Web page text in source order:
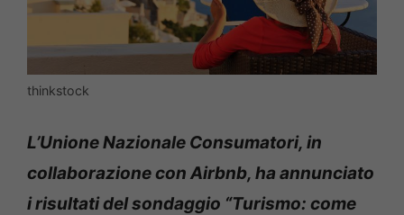
thinkstock
L’Unione Nazionale Consumatori, in
collaborazione con Airbnb, ha annunciato
i risultati del sondaggio “Turismo: come